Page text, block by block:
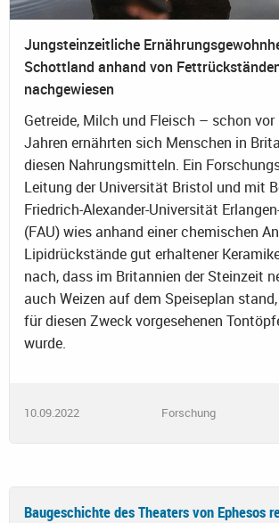
Jungsteinzeitliche
Schottland anhand von
nachgewiesen
Getreide, Milch und Fleisch – schon vor
Jahren ernährten sich Menschen in
diesen Nahrungsmitteln. Ein
Leitung der Universität Bristol und mit
Friedrich-Alexander-Universität
(FAU) wies anhand einer chemischen
Lipidrückstände gut erhaltener
nach, dass im Britannien der Steinzeit
auch Weizen auf dem Speiseplan
für diesen Zweck vorgesehenen
wurde.
10.09.2022 Forschung
Baugeschichte des Theaters von Ephesos